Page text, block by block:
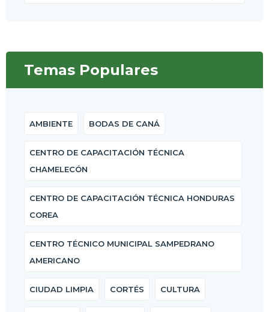
Temas Populares
AMBIENTE BODAS DE CANÁ
CENTRO DE CAPACITACIÓN TÉCNICA
CHAMELECÓN
CENTRO DE CAPACITACIÓN TÉCNICA HONDURAS
COREA
CENTRO TÉCNICO MUNICIPAL SAMPEDRANO
AMERICANO
CIUDAD LIMPIA CORTÉS CULTURA